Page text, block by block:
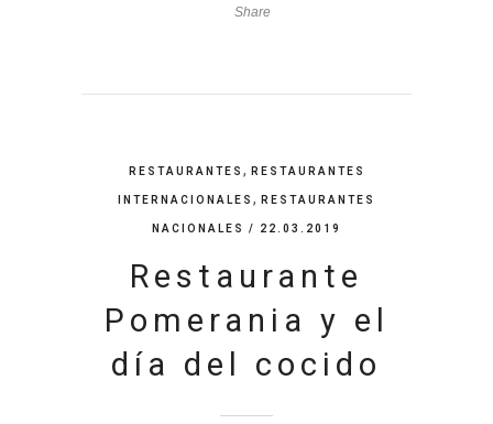
Share
RESTAURANTES , RESTAURANTES
INTERNACIONALES , RESTAURANTES
NACIONALES / 22.03.2019
Restaurante
Pomerania y el
día del cocido